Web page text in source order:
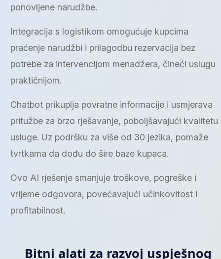
ponovljene narudžbe.
Integracija s logistikom omogućuje kupcima
praćenje narudžbi i prilagodbu rezervacija bez
potrebe za intervencijom menadžera, čineći uslugu
praktičnijom.
Chatbot prikuplja povratne informacije i usmjerava
pritužbe za brzo rješavanje, poboljšavajući kvalitetu
usluge. Uz podršku za više od 30 jezika, pomaže
tvrtkama da dođu do šire baze kupaca.
Ovo AI rješenje smanjuje troškove, pogreške i
vrijeme odgovora, povećavajući učinkovitost i
profitabilnost.
Bitni alati za razvoj uspješnog